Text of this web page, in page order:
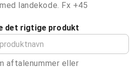
landekode. Fx +45
aftalenummer eller
det rigtige produkt